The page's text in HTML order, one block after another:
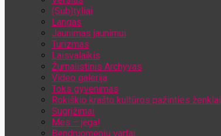
(Sub)tyliai
Langas
Jaunimas jaunimui
Turizmas
Laisvalaikis
Žurnalistinis Archyvas
Video galerija
Toks gyvenimas
Rokiškio krašto kultūros pažinties ženklai
Sugrįžimai
Mes – jėga!
Bendruomenių vartai